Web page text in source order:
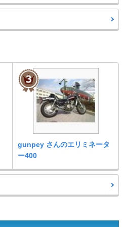
gunpey さんのエリミネータ
ー400